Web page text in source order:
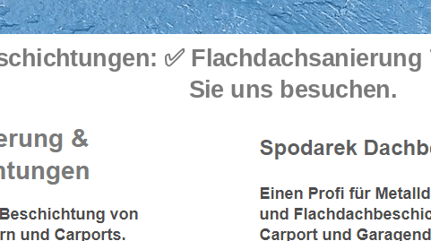
✅
Sie uns besuchen.